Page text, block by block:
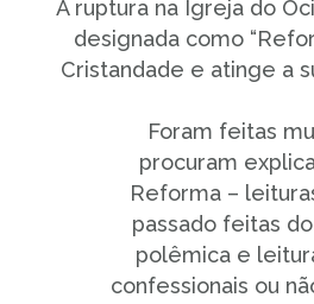
A ruptura na Igreja do
designada como
Cristandade e atinge a
Foram feitas
procuram
Reforma –
passado feitas
polêmica e
confessionais ou